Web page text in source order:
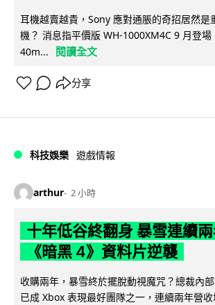
耳機越賣越貴，Sony 應對通脹的奇招居然是
機？ 消息指平價版 WH-1000XM4C 9 月登
40m...
閱讀全文
分享
科技娛樂 遊戲情報
arthur 2 小時
十年低谷終翻身 暴雪連續
《暗黑 4》資料片逆襲
收購兩年，暴雪終於擺脫動視魔咒？總裁內
已成 Xbox 表現最好團隊之一，連續兩年營收